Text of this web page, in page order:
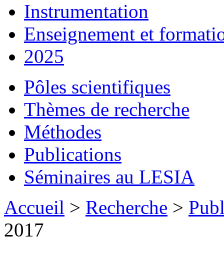
Instrumentation
Enseignement et
2025
Pôles scientifiques
Thèmes de recherche
Méthodes
Publications
Séminaires au LESIA
Accueil > Recherche >
2017